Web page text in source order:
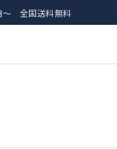
〜 全国送料無料